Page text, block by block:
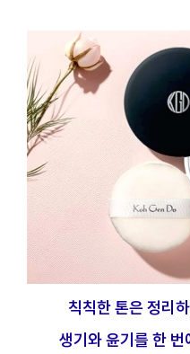
칙칙한 톤은 정리
생기와 윤기를 한